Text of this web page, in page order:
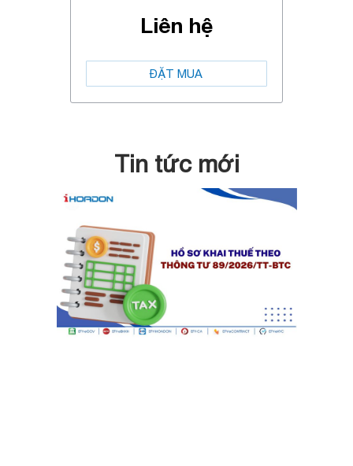
Liên hệ
ĐẶT MUA
Tin tức mới